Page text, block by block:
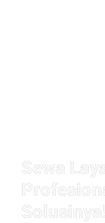
Sewa